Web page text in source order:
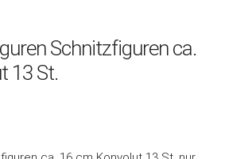
Schnitzfiguren ca.
13 St.